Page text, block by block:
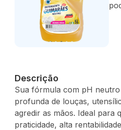
Descrição
Sua fórmula com pH
profunda de louças,
agredir as mãos. Ideal para
praticidade, alta